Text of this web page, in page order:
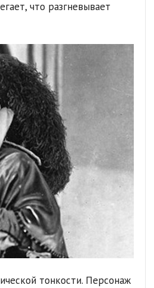
что разгневывает
тонкости. Персонаж